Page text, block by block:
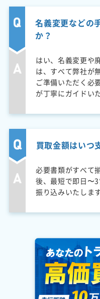
名義変更などの
か？
はい、名義変更や
は、すべて弊社が
ご準備いただく必
が丁寧にガイドい
買取金額はいつ
必要書類がすべて
後、最短で即日〜
振り込みいたします